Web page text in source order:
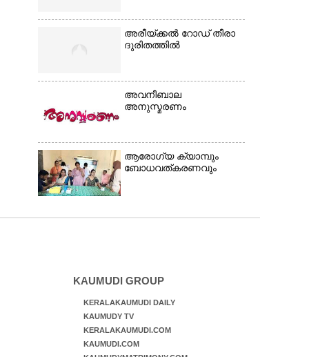
അരീയ്ക്കൽ റോഡ് തീരാ
ദുരിതത്തിൽ
അവനീബാല
അനുസ്മരണം
ആരോഗ്യ ക്യാമ്പും
ബോധവത്കരണവും
KAUMUDI GROUP
KERALAKAUMUDI DAILY
KAUMUDY TV
KERALAKAUMUDI.COM
KAUMUDI.COM